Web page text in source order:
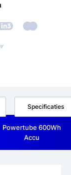
Specificaties
Powertube 600Wh
Accu